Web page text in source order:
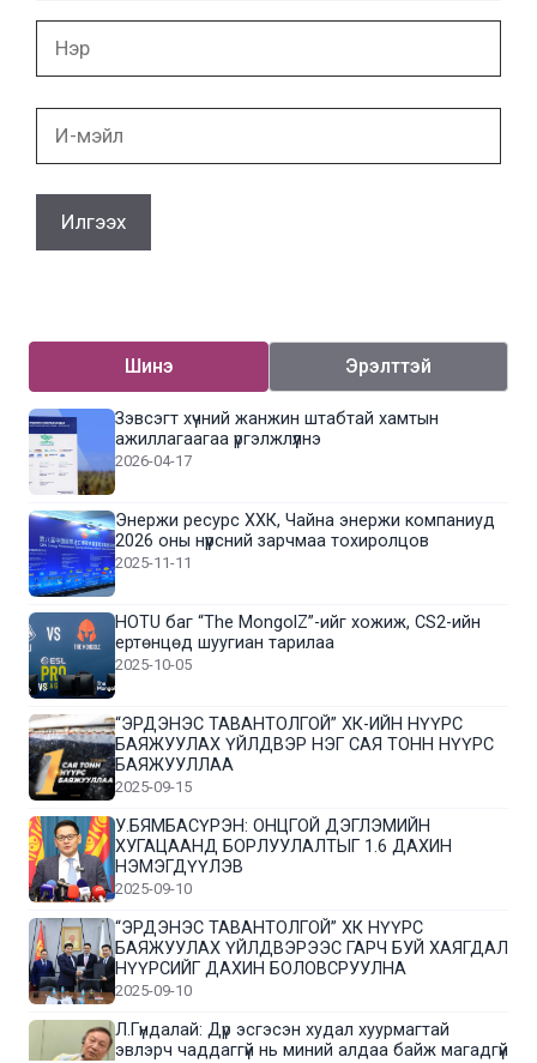
мэйл
Шинэ Эрэлттэй
Зэвсэгт хүчний жанжин штабтай хамтын
ажиллагаагаа үргэлжлүүлнэ
2026-04-17
Энержи ресурс ХХК, Чайна энержи компаниуд
2026 оны нүүрсний зарчмаа тохиролцов
2025-11-11
HOTU баг “The MongolZ”-ийг хожиж, CS2-ийн
ертөнцөд шуугиан тарилаа
2025-10-05
“ЭРДЭНЭС ТАВАНТОЛГОЙ” ХК-ИЙН НҮҮРС
БАЯЖУУЛАХ ҮЙЛДВЭР НЭГ САЯ ТОНН НҮҮРС
БАЯЖУУЛЛАА
2025-09-15
У.БЯМБАСҮРЭН: ОНЦГОЙ ДЭГЛЭМИЙН
ХУГАЦААНД БОРЛУУЛАЛТЫГ 1.6 ДАХИН
НЭМЭГДҮҮЛЭВ
2025-09-10
“ЭРДЭНЭС ТАВАНТОЛГОЙ” ХК НҮҮРС
БАЯЖУУЛАХ ҮЙЛДВЭРЭЭС ГАРЧ БУЙ ХАЯГДАЛ
НҮҮРСИЙГ ДАХИН БОЛОВСРУУЛНА
2025-09-10
Л.Гүндалай: Дүр эсгэсэн худал хуурмагтай
эвлэрч чаддаггүй нь миний алдаа байж магадгүй